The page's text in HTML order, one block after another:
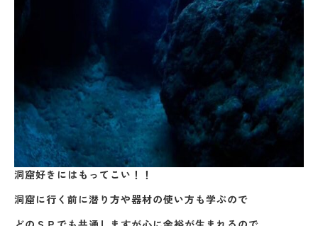
洞窟好きにはもってこい！！
洞窟に行く前に潜り方や器材の使い方も学ぶので